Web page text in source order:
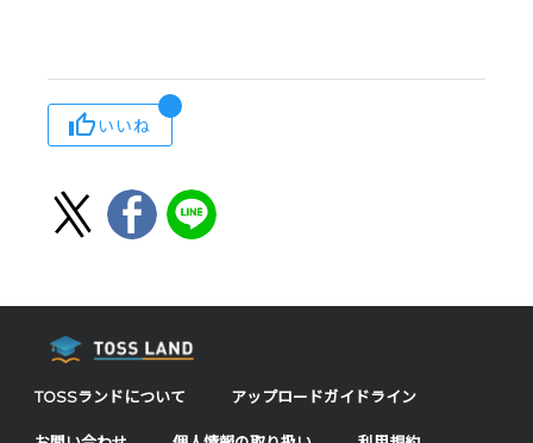
いいね
TOSSランドについて アップロードガイドライン